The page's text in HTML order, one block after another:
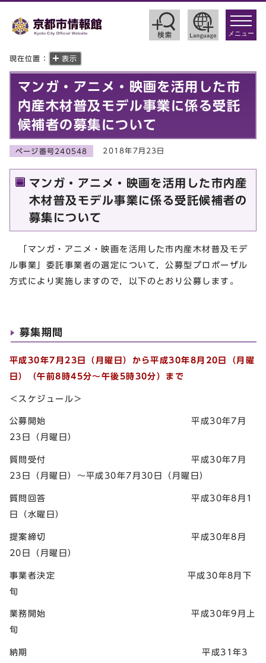
toggle
メニュー
現在位置： 表示
マンガ・アニメ・映画を活用した市
内産木材普及モデル事業に係る受託
候補者の募集について
ページ番号240548 2018年7月23日
マンガ・アニメ・映画を活用した市内産
木材普及モデル事業に係る受託候補者の
募集について
「マンガ・アニメ・映画を活用した市内産木材普及モデ
ル事業」委託事業者の選定について，公募型プロポーザル
方式により実施しますので，以下のとおり公募します。
募集期間
平成30年7月23日（月曜日）から平成30年8月20日（月曜
日）（午前8時45分～午後5時30分）まで
＜スケジュール＞
公募開始 平成30年7月
23日（月曜日）
質問受付 平成30年7月
23日（月曜日）～平成30年7月30日（月曜日）
質問回答 平成30年8月1
日（水曜日）
提案締切 平成30年8月
20日（月曜日）
事業者決定 平成30年8月下
旬
業務開始 平成30年9月上
旬
納期 平成31年3